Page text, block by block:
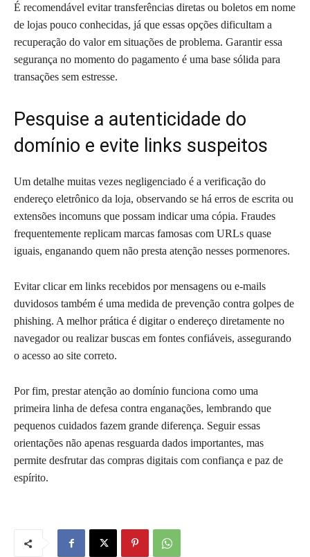
É recomendável evitar transferências diretas ou boletos em nome
de lojas pouco conhecidas, já que essas opções dificultam a
recuperação do valor em situações de problema. Garantir essa
segurança no momento do pagamento é uma base sólida para
transações sem estresse.
Pesquise a autenticidade do
domínio e evite links suspeitos
Um detalhe muitas vezes negligenciado é a verificação do
endereço eletrônico da loja, observando se há erros de escrita ou
extensões incomuns que possam indicar uma cópia. Fraudes
frequentemente replicam marcas famosas com URLs quase
iguais, enganando quem não presta atenção nesses pormenores.
Evitar clicar em links recebidos por mensagens ou e-mails
duvidosos também é uma medida de prevenção contra golpes de
phishing. A melhor prática é digitar o endereço diretamente no
navegador ou realizar buscas em fontes confiáveis, assegurando
o acesso ao site correto.
Por fim, prestar atenção ao domínio funciona como uma
primeira linha de defesa contra enganações, lembrando que
pequenos cuidados fazem grande diferença. Seguir essas
orientações não apenas resguarda dados importantes, mas
permite desfrutar das compras digitais com confiança e paz de
espírito.